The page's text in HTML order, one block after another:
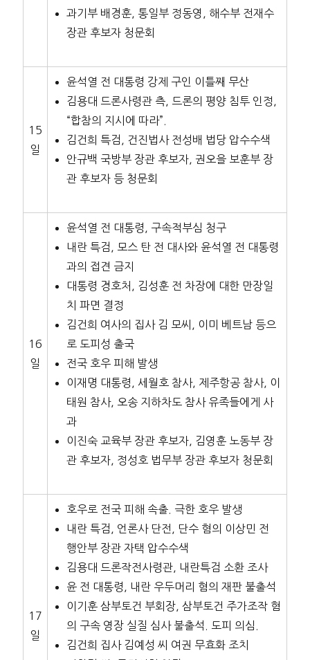
과기부 배경훈, 통일부 정동영, 해수부 전재수
장관 후보자 청문회
15
일
윤석열 전 대통령 강제 구인 이틀째 무산
김용대 드론사령관 측, 드론의 평양 침투 인정,
“합참의 지시에 따라”.
김건희 특검, 건진법사 전성배 법당 압수수색
안규백 국방부 장관 후보자, 권오을 보훈부 장
관 후보자 등 청문회
16
일
윤석열 전 대통령, 구속적부심 청구
내란 특검, 모스 탄 전 대사와 윤석열 전 대통령
과의 접견 금지
대통령 경호처, 김성훈 전 차장에 대한 만장일
치 파면 결정
김건희 여사의 집사 김 모씨, 이미 베트남 등으
로 도피성 출국
전국 호우 피해 발생
이재명 대통령, 세월호 참사, 제주항공 참사, 이
태원 참사, 오송 지하차도 참사 유족들에게 사
과
이진숙 교육부 장관 후보자, 김영훈 노동부 장
관 후보자, 정성호 법무부 장관 후보자 청문회
17
일
호우로 전국 피해 속출. 극한 호우 발생
내란 특검, 언론사 단전, 단수 혐의 이상민 전
행안부 장관 자택 압수수색
김용대 드론작전사령관, 내란특검 소환 조사
윤 전 대통령, 내란 우두머리 혐의 재판 불출석
이기훈 삼부토건 부회장, 삼부토건 주가조작 혐
의 구속 영장 실질 심사 불출석. 도피 의심.
김건희 집사 김예성 씨 여권 무효화 조치